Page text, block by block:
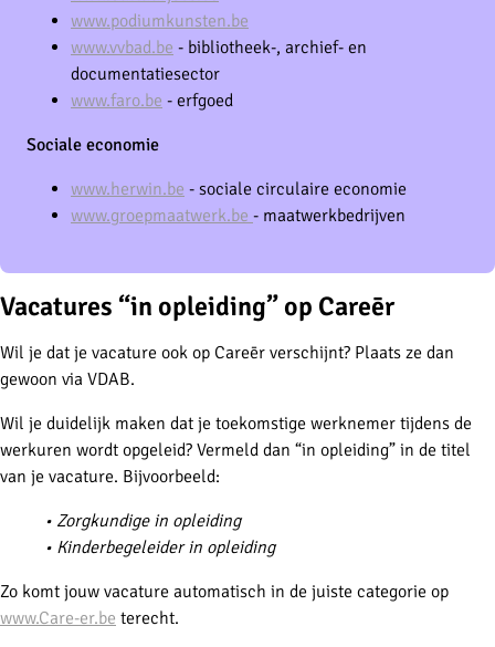
www.podiumkunsten.be
www.vvbad.be - bibliotheek-, archief- en
documentatiesector
www.faro.be - erfgoed
Sociale economie
www.herwin.be - sociale circulaire economie
www.groepmaatwerk.be - maatwerkbedrijven
Vacatures “in opleiding” op Careēr
Wil je dat je vacature ook op Careēr verschijnt? Plaats ze dan
gewoon via VDAB.
Wil je duidelijk maken dat je toekomstige werknemer tijdens de
werkuren wordt opgeleid? Vermeld dan “in opleiding” in de titel
van je vacature. Bijvoorbeeld:
• Zorgkundige in opleiding
• Kinderbegeleider in opleiding
Zo komt jouw vacature automatisch in de juiste categorie op
www.Care-er.be terecht.